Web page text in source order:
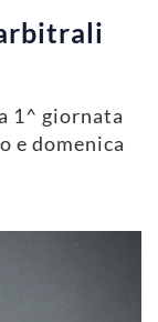
1^ giornata
e domenica